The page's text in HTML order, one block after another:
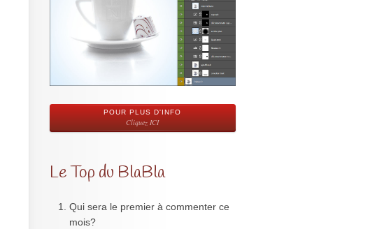
POUR PLUS D'INFO
Cliquez ICI
Le Top du BlaBla
Qui sera le premier à commenter ce
mois?